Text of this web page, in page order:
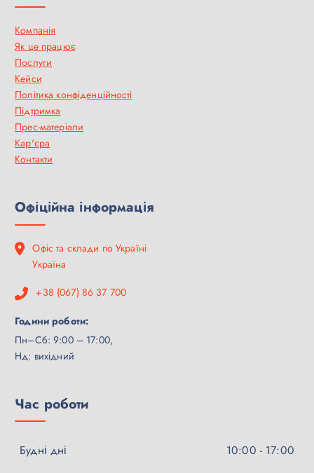
Компанія
Як це працює
Послуги
Кейси
Політика конфіденційності
Підтримка
Прес-матеріали
Кар'єра
Контакти
Офіційна інформація
Офіс та склади по Україні
Україна
+38 (067) 86 37 700
Години роботи:
Пн–Сб: 9:00 – 17:00,
Нд: вихідний
Час роботи
Будні дні
10:00 - 17:00